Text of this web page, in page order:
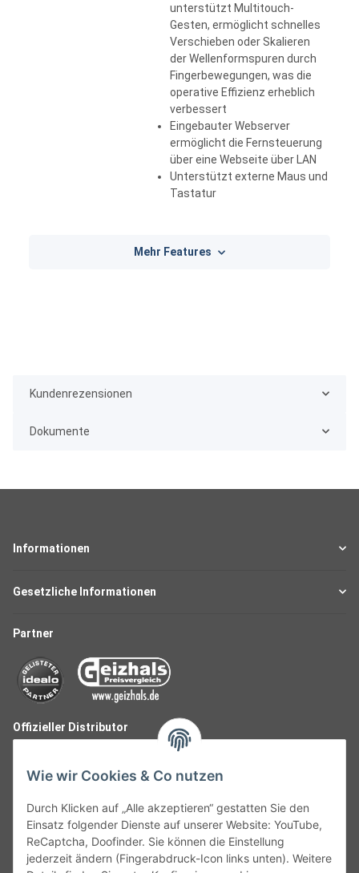
unterstützt Multitouch-
Gesten, ermöglicht schnelles
Verschieben oder Skalieren
der Wellenformspuren durch
Fingerbewegungen, was die
operative Effizienz erheblich
verbessert
Eingebauter Webserver
ermöglicht die Fernsteuerung
über eine Webseite über LAN
Unterstützt externe Maus und
Tastatur
Mehr Features
Kundenrezensionen
Dokumente
Informationen
Gesetzliche Informationen
Partner
Offizieller Distributor
Wie wir Cookies & Co nutzen
Durch Klicken auf „Alle akzeptieren“ gestatten Sie den
Einsatz folgender Dienste auf unserer Website: YouTube,
ReCaptcha, Doofinder. Sie können die Einstellung
jederzeit ändern (Fingerabdruck-Icon links unten). Weitere